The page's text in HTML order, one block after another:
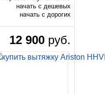
начать с дешевых
начать с дорогих
12 900 руб.